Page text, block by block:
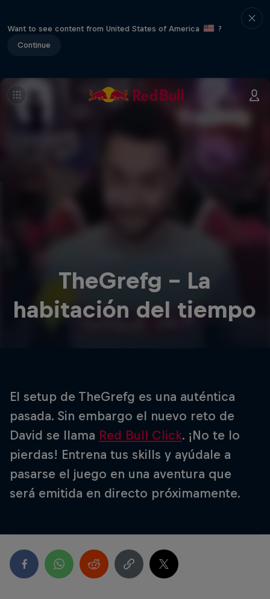
Want to see content from United States of America
?
Continue
TheGrefg - La
habitación del tiempo
El setup de TheGrefg es una auténtica
pasada. Sin embargo el nuevo reto de
David se llama Red Bull Click. ¡No te lo
pierdas! Entrena tus skills y ayúdale a
pasarse el juego en una aventura que
será emitida en directo próximamente.